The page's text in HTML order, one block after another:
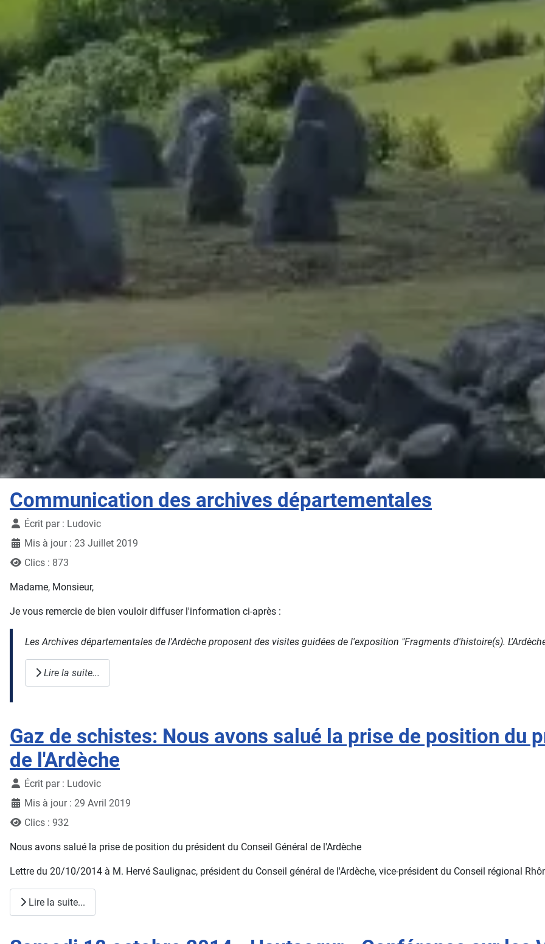
Communication des archives départementales
DétailsÉcrit par : Ludovic
Mis à jour : 23 Juillet 2019
Clics : 873
Madame, Monsieur,
Je vous remercie de bien vouloir diffuser l'information ci-après :
Les Archives départementales de l'Ardèche proposent des visites guidées de l'exposition "Fragments d'histoire(s).
Lire la suite...
Gaz de schistes: Nous avons salué la prise de position du
de l'Ardèche
DétailsÉcrit par : Ludovic
Mis à jour : 29 Avril 2019
Clics : 932
Nous avons salué la prise de position du président du Conseil Général de l'Ardèche
Lettre du 20/10/2014 à M. Hervé Saulignac, président du Conseil général de l'Ardèche, vice-président du Conseil régional
Lire la suite...